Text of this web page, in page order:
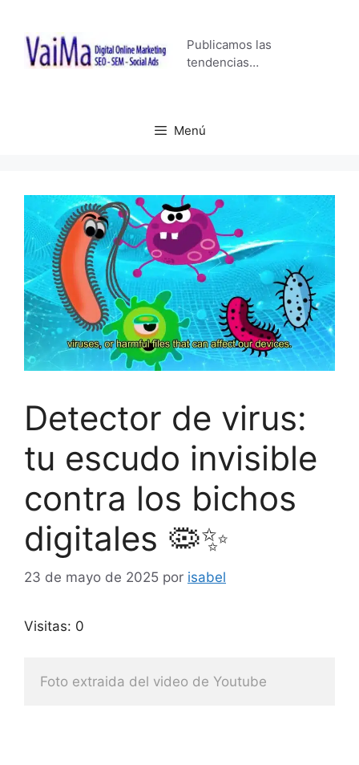
contenido
Publicamos las
tendencias…
Menú
Detector de virus:
tu escudo invisible
contra los bichos
digitales 🦠✨
23 de mayo de 2025 por isabel
Visitas: 0
Foto extraida del video de Youtube